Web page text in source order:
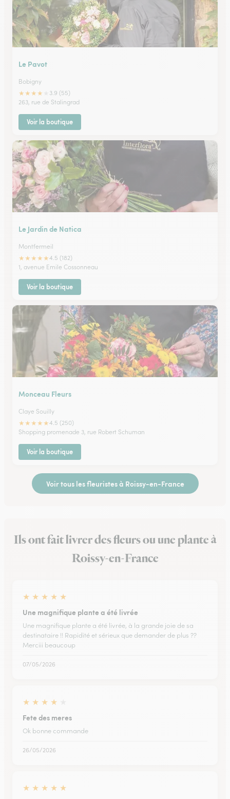
Le Pavot
Bobigny
★★★★
3.9 (55)
263, rue de Stalingrad
Voir la boutique
Le Jardin de Natica
Montfermeil
★★★★★4.5 (182)
1, avenue Emile Cossonneau
Voir la boutique
Monceau Fleurs
Claye Souilly
★★★★★4.5 (250)
Shopping promenade 3, rue Robert Schuman
Voir la boutique
Voir tous les fleuristes à Roissy-en-France
Ils ont fait livrer des fleurs ou une plante à
Roissy-en-France
★ ★ ★ ★ ★
Une magnifique plante a été livrée
Une magnifique plante a été livrée, à la grande joie de sa
destinataire !! Rapidité et sérieux que demander de plus ??
Merciii beaucoup
07/05/2026
★ ★ ★ ★
Fete des meres
Ok bonne commande
26/05/2026
★ ★ ★ ★ ★